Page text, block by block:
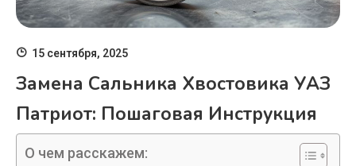
15 сентября, 2025
Замена Сальника Хвостовика УАЗ
Патриот: Пошаговая Инструкция
О чем расскажем: